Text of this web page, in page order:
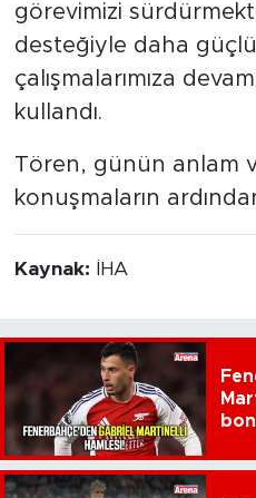
görevimizi
desteğiyle daha
çalışmalarımıza
kullandı.
Tören, günün anlam
konuşmaların
Kaynak: İHA